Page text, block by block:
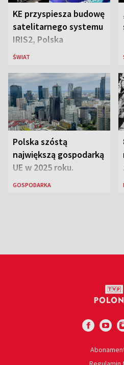
KE przyspiesza budowę
satelitarnego systemu
IRIS2, Polska
przeznaczy 656 mln
ŚWIAT
Polska szóstą
największą gospodarką
UE w 2025 roku.
Najnowsze dane
GOSPODARKA